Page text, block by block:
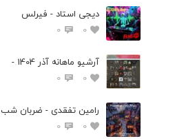
دیجی استاد - فیرلس
0
0
آرشیو ماهانه آذر 1404 -
0
0
رامین تفقدی - ضربان شب
0
0